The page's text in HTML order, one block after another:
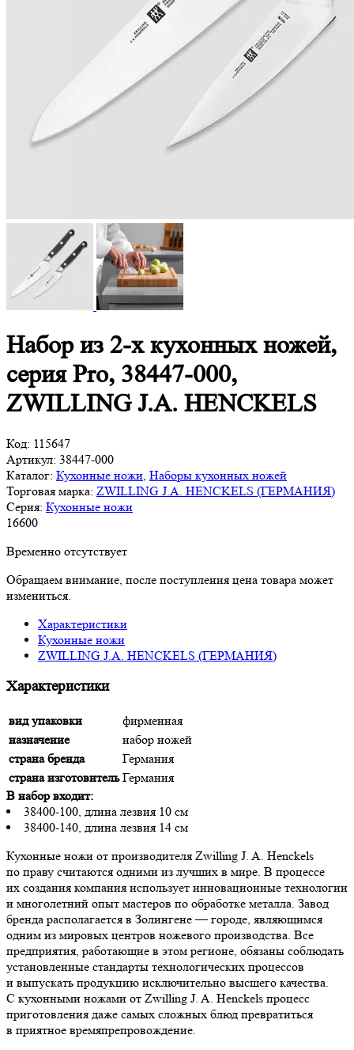
Набор из 2-х кухонных ножей,
серия Pro, 38447-000,
ZWILLING J.A. HENCKELS
Код: 115647
Артикул: 38447-000
Каталог: Кухонные ножи Наборы кухонных ножей
Торговая марка: ZWILLING J.A. HENCKELS (ГЕРМАНИЯ)
Серия: Кухонные ножи
16600
Временно отсутствует
Обращаем внимание, после поступления цена товара может
измениться.
Характеристики
Кухонные ножи
ZWILLING J.A. HENCKELS (ГЕРМАНИЯ)
Характеристики
вид упаковки
фирменная
назначение
набор ножей
страна бренда
Германия
страна изготовитель Германия
В набор входит:
38400-100, длина лезвия 10 см
38400-140, длина лезвия 14 см
Кухонные ножи от производителя Zwilling J. A. Henckels
по праву считаются одними из лучших в мире. В процессе
их создания компания использует инновационные технологии
и многолетний опыт мастеров по обработке металла. Завод
бренда располагается в Золингене — городе, являющимся
одним из мировых центров ножевого производства. Все
предприятия, работающие в этом регионе, обязаны соблюдать
установленные стандарты технологических процессов
и выпускать продукцию исключительно высшего качества.
С кухонными ножами от Zwilling J. A. Henckels процесс
приготовления даже самых сложных блюд превратиться
в приятное времяпрепровождение.